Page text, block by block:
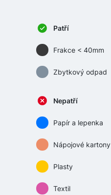
Patří
Frakce < 40mm
Zbytkový odpad
Nepatří
Papír a lepenka
Nápojové kartony
Plasty
Textil